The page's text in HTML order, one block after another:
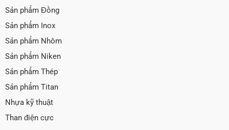
Sản phẩm Đồng
Sản phẩm Inox
Sản phẩm Nhôm
Sản phẩm Niken
Sản phẩm Thép
Sản phẩm Titan
Nhựa kỹ thuật
Than điện cực